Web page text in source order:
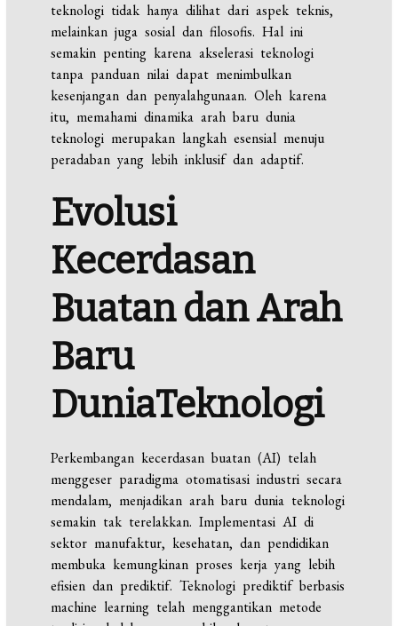
teknologi tidak hanya dilihat dari aspek teknis,
melainkan juga sosial dan filosofis. Hal ini
semakin penting karena akselerasi teknologi
tanpa panduan nilai dapat menimbulkan
kesenjangan dan penyalahgunaan. Oleh karena
itu, memahami dinamika arah baru dunia
teknologi merupakan langkah esensial menuju
peradaban yang lebih inklusif dan adaptif.
Evolusi
Kecerdasan
Buatan danArah
Baru
DuniaTeknologi
Perkembangan kecerdasan buatan (AI) telah
menggeser paradigma otomatisasi industri secara
mendalam, menjadikan arah baru dunia teknologi
semakin tak terelakkan. Implementasi AI di
sektor manufaktur, kesehatan, dan pendidikan
membuka kemungkinan proses kerja yang lebih
efisien dan prediktif. Teknologi prediktif berbasis
machine learning telah menggantikan metode